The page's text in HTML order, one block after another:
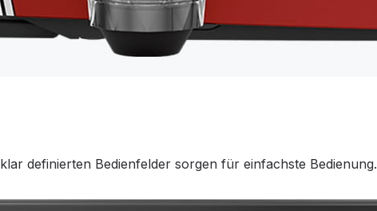
definierten Bedienfelder sorgen für einfachste Bedienung.